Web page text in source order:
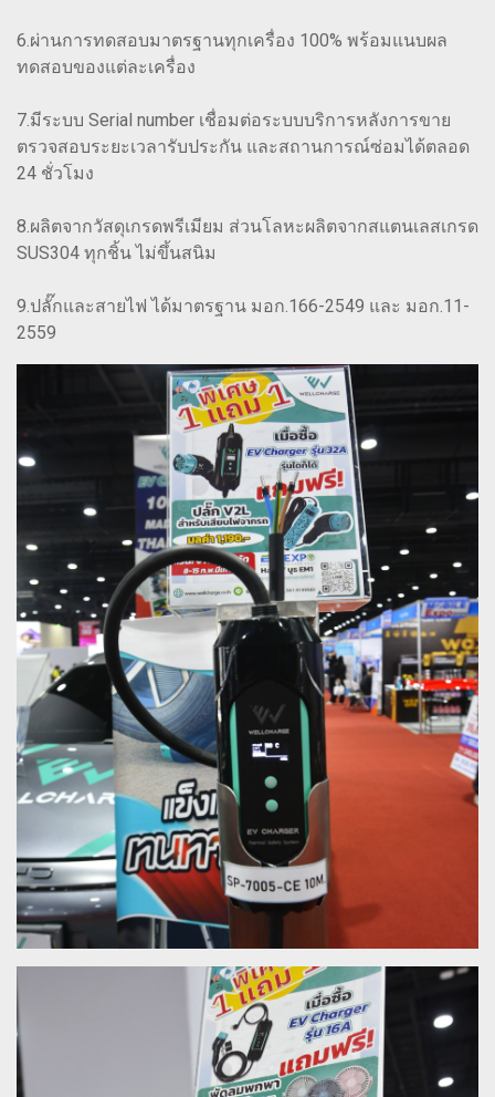
6.ผ่านการทดสอบมาตรฐานทุกเครื่อง 100% พร้อมแนบผล
ทดสอบของแต่ละเครื่อง
7.มีระบบ Serial number เชื่อมต่อระบบบริการหลังการขาย
ตรวจสอบระยะเวลารับประกัน และสถานการณ์ซ่อมได้ตลอด
24 ชั่วโมง
8.ผลิตจากวัสดุเกรดพรีเมียม ส่วนโลหะผลิตจากสแตนเลสเกรด
SUS304 ทุกชิ้น ไม่ขึ้นสนิม
9.ปลั๊กและสายไฟ ได้มาตรฐาน มอก.166-2549 และ มอก.11-
2559